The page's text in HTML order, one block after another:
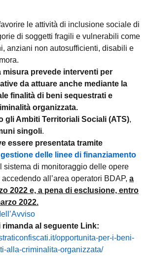
le attività di inclusione sociale di
di soggetti fragili e vulnerabili come
anziani non autosufficienti, disabili e
misura prevede interventi per
da attuare anche mediante la
finalità di beni sequestrati e
organizzata.
gli Ambiti Territoriali Sociali (ATS),
singoli.
essere presentata tramite
delle linee di finanziamento
sistema di monitoraggio delle opere
all’area operatori BDAP, a
2022 e, a pena di esclusione, entro
2022.
rimanda al seguente Link:
opportunita-per-i-beni-
alla-criminalita-organizzata/